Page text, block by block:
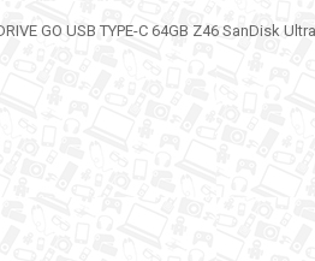
GO USB TYPE-C 64GB Z46 SanDisk